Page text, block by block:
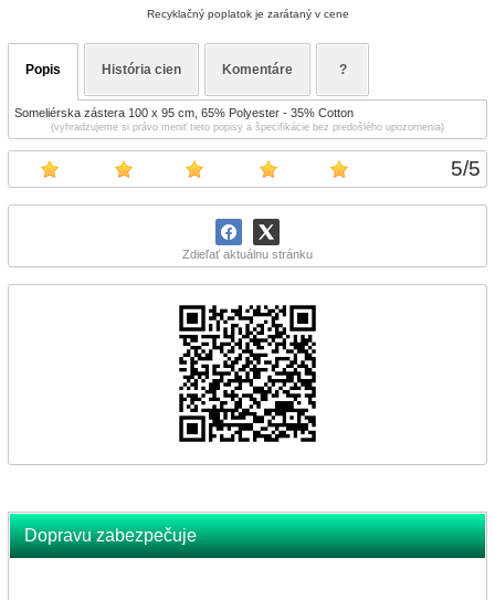
5/5
Zdieľať aktuálnu stránku
Dopravu zabezpečuje
Recyklačný poplatok je zarátaný v cene
Popis História cien Komentáre ?
Someliérska zástera 100 x 95 cm, 65% Polyester - 35% Cotton
(vyhradzujeme si právo meniť tieto popisy a špecifikácie bez predošlého upozornenia)